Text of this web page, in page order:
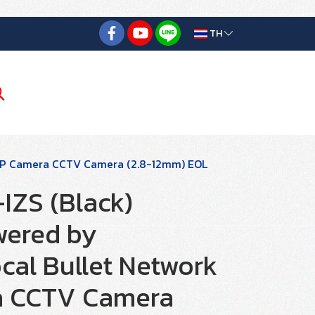
TH
CCTV Camera (2.8-12mm) EOL
(Black)
by
Bullet Network
Camera